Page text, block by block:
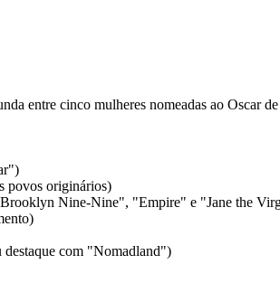
entre cinco mulheres nomeadas ao Oscar
povos originários)
"Brooklyn Nine-Nine", "Empire" e "Jane the
destaque com "Nomadland")